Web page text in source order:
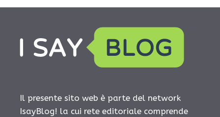
Il presente sito web è parte del network
IsayBlog! la cui rete editoriale comprende